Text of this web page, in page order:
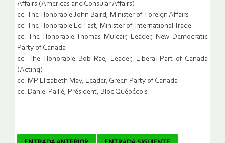
Affairs (Americas and Consular Affairs)
cc. The Honorable John Baird, Minister of Foreign Affairs
cc. The Honorable Ed Fast, Minister of International Trade
cc. The Honorable Thomas Mulcair, Leader, New Democratic
Party of Canada
cc. The Honorable Bob Rae, Leader, Liberal Part of Canada
(Acting)
cc. MP Elizabeth May, Leader, Green Party of Canada
cc. Daniel Paillé, Président, Bloc Québécois